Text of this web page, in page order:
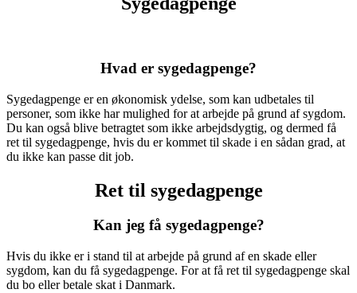
Hvad er sygedagpenge?
Sygedagpenge er en økonomisk ydelse, som kan udbetales til
personer, som ikke har mulighed for at arbejde på grund af sygdom.
Du kan også blive betragtet som ikke arbejdsdygtig, og dermed få
ret til sygedagpenge, hvis du er kommet til skade i en sådan grad, at
du ikke kan passe dit job.
Ret til sygedagpenge
Kan jeg få sygedagpenge?
Hvis du ikke er i stand til at arbejde på grund af en skade eller
sygdom, kan du få sygedagpenge. For at få ret til sygedagpenge skal
du bo eller betale skat i Danmark.